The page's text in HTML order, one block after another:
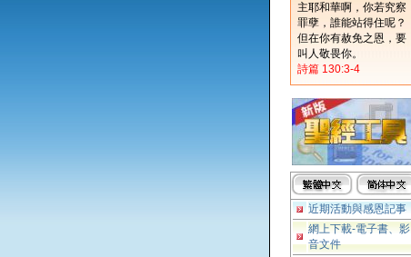
主耶和華啊，你若究察
罪孽，誰能站得住呢？
但在你有赦免之恩，要
叫人敬畏你。
詩篇 130:3-4
近期活動與感恩記事
網上下載-電子書、影
音文件